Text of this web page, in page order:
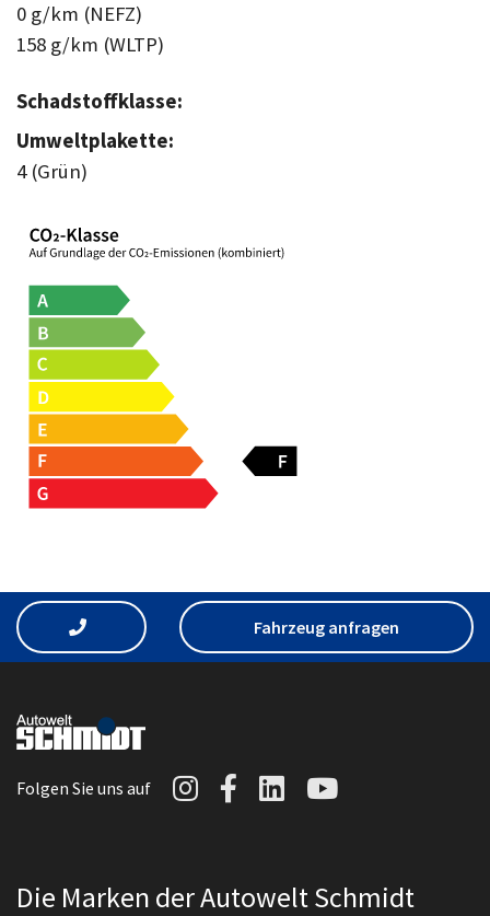
0 g/km (NEFZ)
158 g/km (WLTP)
Schadstoffklasse:
Umweltplakette:
4 (Grün)
Fahrzeug anfragen
Folgen Sie uns auf Autowelt Schmidt auf
Autowelt Schmidt
AutoweltAutowelt
Die Marken der Autowelt Schmidt